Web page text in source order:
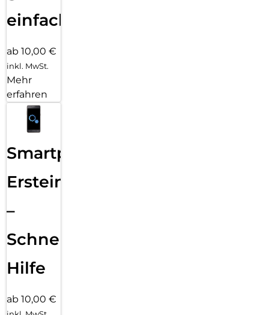
einfach
ab 10,00 €
inkl. MwSt.
Mehr
erfahren
Smartphone
Ersteinrichtung
–
Schnelle
Hilfe
ab 10,00 €